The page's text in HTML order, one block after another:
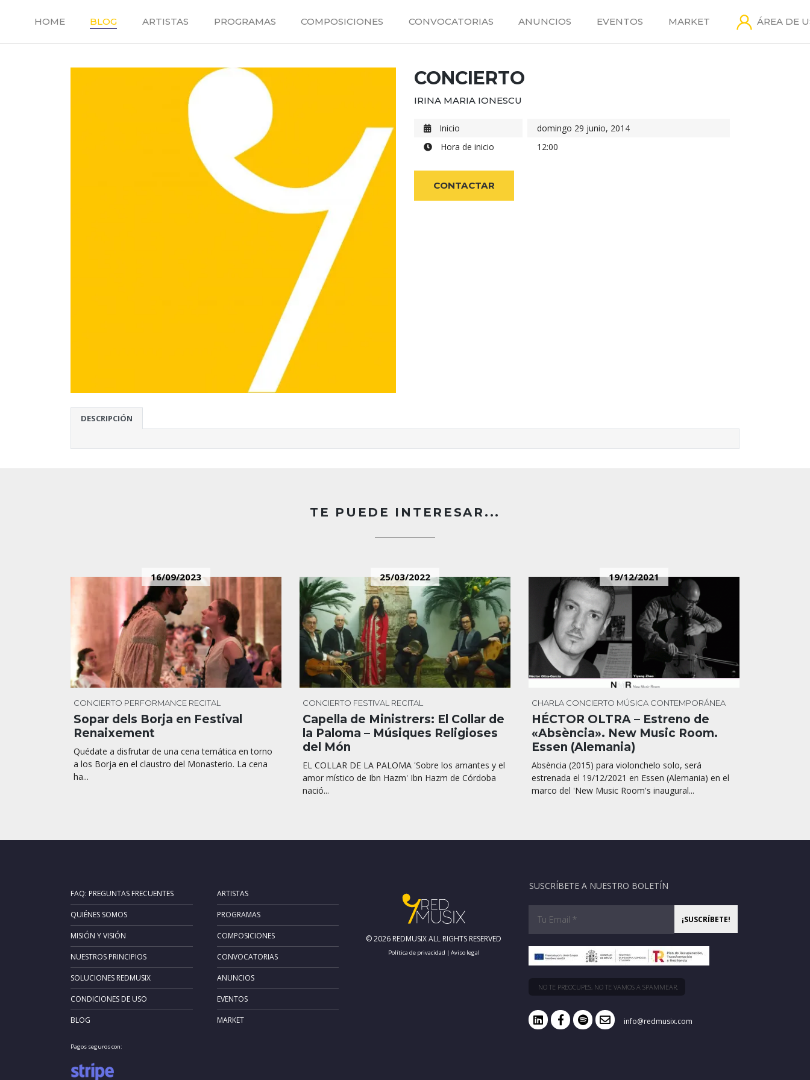
HOME BLOG ARTISTAS PROGRAMAS COMPOSICIONES CONVOCATORIAS ANUNCIOS EVENTOS MARKET ÁREA DE
CONCIERTO
IRINA MARIA IONESCU
Inicio
domingo 29 junio, 2014
Hora de inicio
12:00
CONTACTAR
DESCRIPCIÓN
TE PUEDE INTERESAR...
16/09/2023
CONCIERTO PERFORMANCE RECITAL
Sopar dels Borja en Festival
Renaixement
Quédate a disfrutar de una cena temática en torno
a los Borja en el claustro del Monasterio. La cena
ha...
25/03/2022
CONCIERTO FESTIVAL RECITAL
Capella de Ministrers: El Collar de
la Paloma – Músiques Religioses
del Món
EL COLLAR DE LA PALOMA 'Sobre los amantes y el
amor místico de Ibn Hazm' Ibn Hazm de Córdoba
nació...
19/12/2021
CHARLA CONCIERTO MÚSICA CONTEMPORÁNEA
HÉCTOR OLTRA – Estreno de
«Absència». New Music Room.
Essen (Alemania)
Absència (2015) para violonchelo solo, será
estrenada el 19/12/2021 en Essen (Alemania) en el
marco del 'New Music Room's inaugural...
FAQ: PREGUNTAS FRECUENTES
QUIÉNES SOMOS
MISIÓN Y VISIÓN
NUESTROS PRINCIPIOS
SOLUCIONES REDMUSIX
CONDICIONES DE USO
BLOG
ARTISTAS
PROGRAMAS
COMPOSICIONES
CONVOCATORIAS
ANUNCIOS
EVENTOS
MARKET
Pagos seguros con:
© 2026 REDMUSIX ALL RIGHTS RESERVED
Política de privacidad | Aviso legal
SUSCRÍBETE A NUESTRO BOLETÍN
NO TE PREOCUPES, NO TE VAMOS A SPAMMEAR.
info@redmusix.com